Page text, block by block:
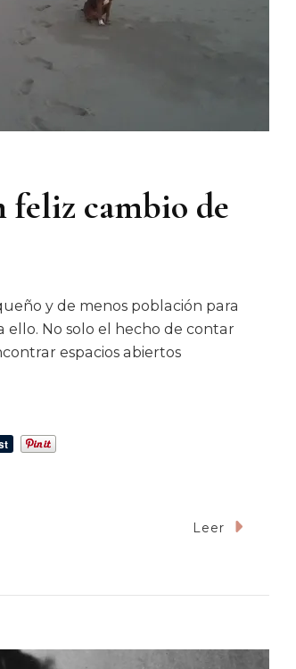
feliz cambio de
y de menos población para
No solo el hecho de contar
espacios abiertos
Leer